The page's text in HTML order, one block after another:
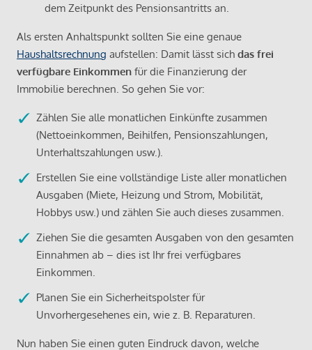
dem Zeitpunkt des Pensionsantritts an.
Als ersten Anhaltspunkt sollten Sie eine genaue
Haushaltsrechnung aufstellen: Damit lässt sich das frei
verfügbare Einkommen für die Finanzierung der
Immobilie berechnen. So gehen Sie vor:
Zählen Sie alle monatlichen Einkünfte zusammen
(Nettoeinkommen, Beihilfen, Pensionszahlungen,
Unterhaltszahlungen usw.).
Erstellen Sie eine vollständige Liste aller monatlichen
Ausgaben (Miete, Heizung und Strom, Mobilität,
Hobbys usw.) und zählen Sie auch dieses zusammen.
Ziehen Sie die gesamten Ausgaben von den gesamten
Einnahmen ab – dies ist Ihr frei verfügbares
Einkommen.
Planen Sie ein Sicherheitspolster für
Unvorhergesehenes ein, wie z. B. Reparaturen.
Nun haben Sie einen guten Eindruck davon, welche